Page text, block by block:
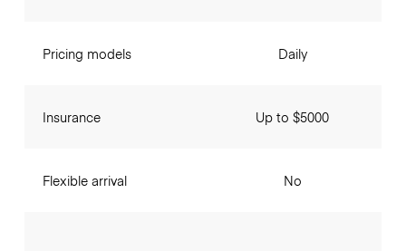
Pricing models
Insurance
Flexible arrival
Daily
Up to $5000
No